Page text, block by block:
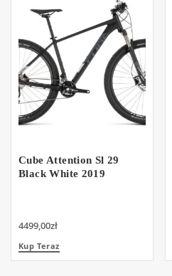
Cube Attention Sl 29
Black White 2019
4499,00zł
Kup Teraz